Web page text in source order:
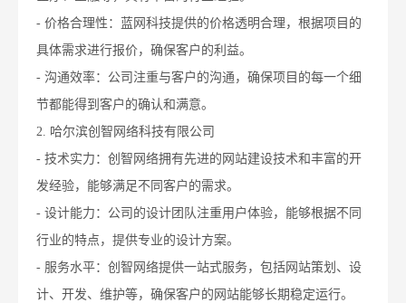
- 价格合理性：蓝网科技提供的价格透明合理，根据项目的
具体需求进行报价，确保客户的利益。
- 沟通效率：公司注重与客户的沟通，确保项目的每一个细
节都能得到客户的确认和满意。
2. 哈尔滨创智网络科技有限公司
- 技术实力：创智网络拥有先进的网站建设技术和丰富的开
发经验，能够满足不同客户的需求。
- 设计能力：公司的设计团队注重用户体验，能够根据不同
行业的特点，提供专业的设计方案。
- 服务水平：创智网络提供一站式服务，包括网站策划、设
计、开发、维护等，确保客户的网站能够长期稳定运行。